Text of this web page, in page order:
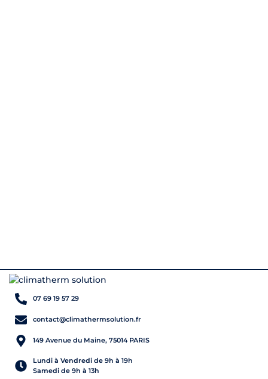
07 69 19 57 29
contact@climathermsolution.fr
149 Avenue du Maine, 75014 PARIS
Lundi à Vendredi de 9h à 19h
Samedi de 9h à 13h